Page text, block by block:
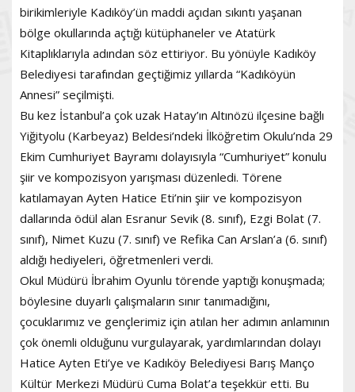
birikimleriyle Kadıköy’ün maddi açıdan sıkıntı yaşanan
bölge okullarında açtığı kütüphaneler ve Atatürk
Kitaplıklarıyla adından söz ettiriyor. Bu yönüyle Kadıköy
Belediyesi tarafından geçtiğimiz yıllarda “Kadıköyün
Annesi” seçilmişti.
Bu kez İstanbul’a çok uzak Hatay’ın Altınözü ilçesine bağlı
Yiğityolu (Karbeyaz) Beldesi’ndeki İlköğretim Okulu’nda 29
Ekim Cumhuriyet Bayramı dolayısıyla “Cumhuriyet” konulu
şiir ve kompozisyon yarışması düzenledi. Törene
katılamayan Ayten Hatice Eti’nin şiir ve kompozisyon
dallarında ödül alan Esranur Sevik (8. sınıf), Ezgi Bolat (7.
sınıf), Nimet Kuzu (7. sınıf) ve Refika Can Arslan’a (6. sınıf)
aldığı hediyeleri, öğretmenleri verdi.
Okul Müdürü İbrahim Oyunlu törende yaptığı konuşmada;
böylesine duyarlı çalışmaların sınır tanımadığını,
çocuklarımız ve gençlerimiz için atılan her adımın anlamının
çok önemli olduğunu vurgulayarak, yardımlarından dolayı
Hatice Ayten Eti’ye ve Kadıköy Belediyesi Barış Manço
Kültür Merkezi Müdürü Cuma Bolat’a teşekkür etti. Bu